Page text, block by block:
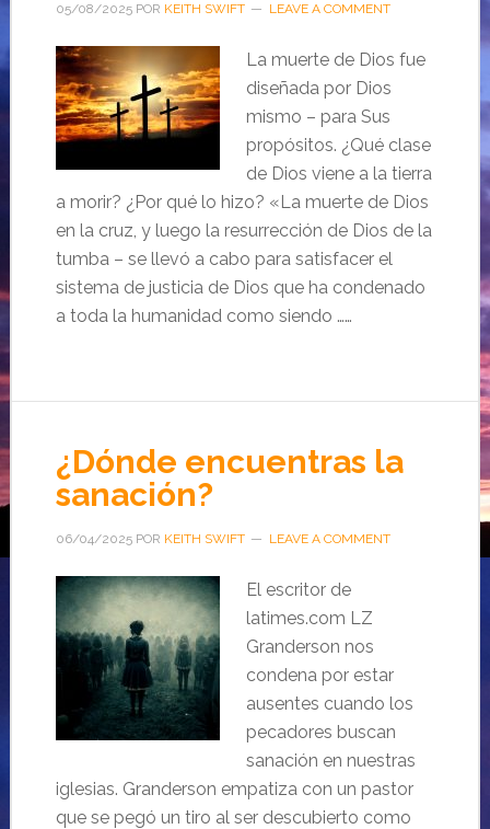
05/08/2025POR KEITH SWIFT LEAVE A COMMENT
La muerte de Dios fue
diseñada por Dios
mismo – para Sus
propósitos. ¿Qué clase
de Dios viene a la tierra
a morir? ¿Por qué lo hizo? «La muerte de Dios
en la cruz, y luego la resurrección de Dios de la
tumba – se llevó a cabo para satisfacer el
sistema de justicia de Dios que ha condenado
a toda la humanidad como siendo ……
¿Dónde encuentras la
sanación?
06/04/2025POR KEITH SWIFT LEAVE A COMMENT
El escritor de
latimes.com LZ
Granderson nos
condena por estar
ausentes cuando los
pecadores buscan
sanación en nuestras
iglesias. Granderson empatiza con un pastor
que se pegó un tiro al ser descubierto como